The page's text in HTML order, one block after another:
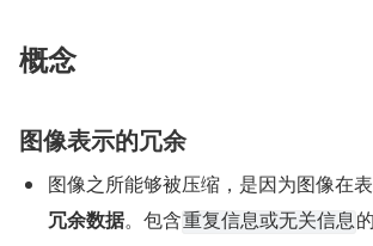
概念
图像表示的冗余
图像之所能够被压缩，是因为图像在
冗余数据。包含重复信息或无关信息